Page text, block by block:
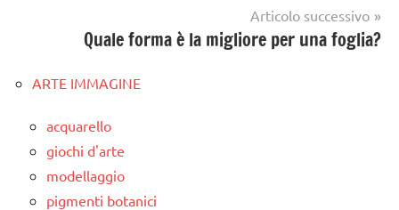
Articolo successivo
Quale forma è la migliore per una foglia?
ARTE IMMAGINE
acquarello
giochi d'arte
modellaggio
pigmenti botanici